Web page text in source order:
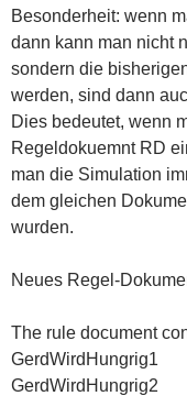
Besonderheit: wenn
dann kann man nicht
sondern die
werden, sind dann
Dies bedeutet, wenn
Regeldokuemnt RD
man die Simulation
dem gleichen
wurden.
Neues Regel-
The rule document
GerdWirdHungrig1
GerdWirdHungrig2